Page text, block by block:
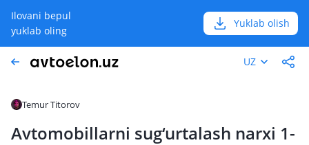
Ilovani bepul
yuklab oling
Yuklab olish
UZ
Temur Titorov
Avtomobillarni sug‘urtalash narxi 1-